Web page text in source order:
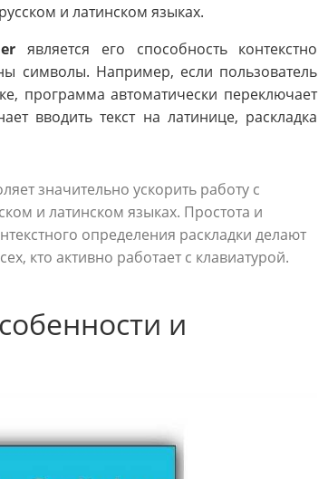
и латинском языках.
является его способность контекстно
символы. Например, если пользователь
программа автоматически переключает
вводить текст на латинице, раскладка
значительно ускорить работу с
и латинском языках. Простота и
определения раскладки делают
кто активно работает с клавиатурой.
и